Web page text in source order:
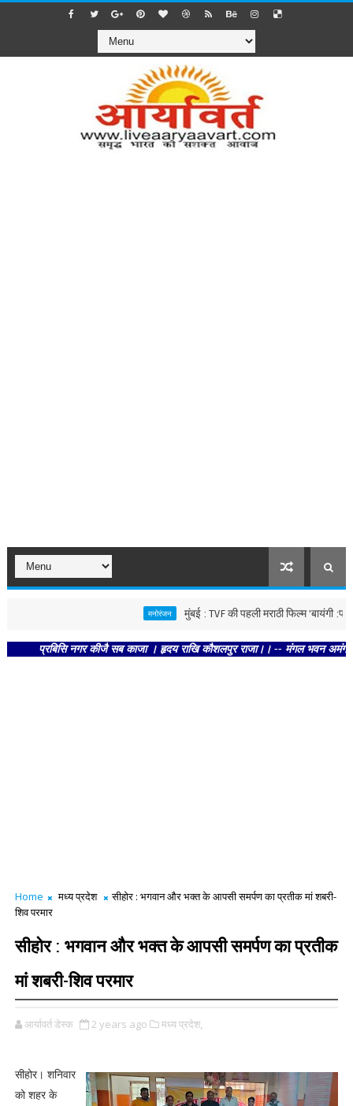
मुंबई : TVF की पहली मराठी फिल्म 'बायंगी
प्रबिसि नगर कीजै सब काजा । हृदय राखि कौशलपुर राजा।। -- मंगल भवन अमंगल
Home मध्य प्रदेश
सीहोर : भगवान और भक्त के आपसी समर्पण का प्रतीक मां शबरी-
शिव परमार
सीहोर : भगवान और भक्त के आपसी समर्पण का प्रतीक
मां शबरी-शिव परमार
आर्यावर्त डेस्क 2 years ago मध्य प्रदेश,
सीहोर। शनिवार
को शहर के